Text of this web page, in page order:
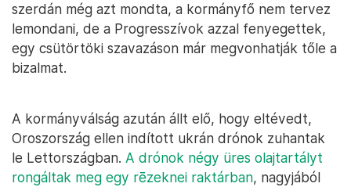
szerdán még azt mondta, a kormányfő nem tervez
lemondani, de a Progresszívok azzal fenyegettek,
egy csütörtöki szavazáson már megvonhatják tőle a
bizalmat.
A kormányválság azután állt elő, hogy eltévedt,
Oroszország ellen indított ukrán drónok zuhantak
le Lettországban. A drónok négy üres olajtartályt
rongáltak meg egy rēzeknei raktárban, nagyjából